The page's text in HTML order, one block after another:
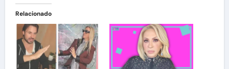
Relacionado